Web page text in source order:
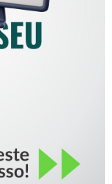
E-
7